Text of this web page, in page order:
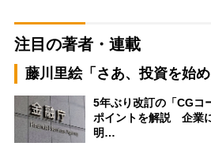
注目の著者・連載
藤川里絵「さあ、投資を始め
5年ぶり改訂の「CGコ
ポイントを解説 企業
明…